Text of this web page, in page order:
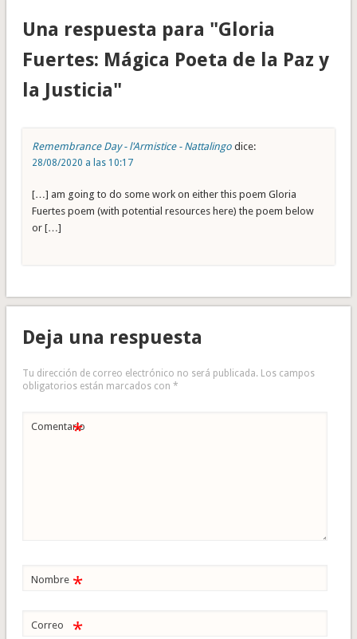
Una respuesta para "Gloria
Fuertes: Mágica Poeta de la Paz y
la Justicia"
Remembrance Day - l'Armistice - Nattalingo dice:
28/08/2020 a las 10:17
[…] am going to do some work on either this poem Gloria
Fuertes poem (with potential resources here) the poem below
or […]
Deja una respuesta
Tu dirección de correo electrónico no será publicada. Los campos
obligatorios están marcados con *
Comentario
*
Nombre *
Correo *